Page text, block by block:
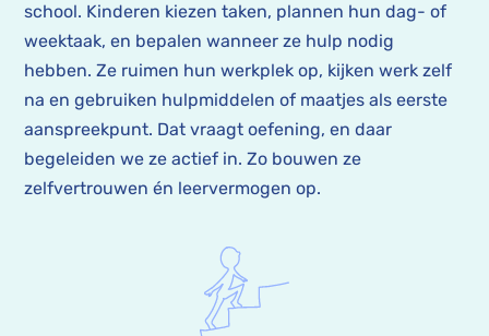
school. Kinderen kiezen taken, plannen hun dag- of
weektaak, en bepalen wanneer ze hulp nodig
hebben. Ze ruimen hun werkplek op, kijken werk zelf
na en gebruiken hulpmiddelen of maatjes als eerste
aanspreekpunt. Dat vraagt oefening, en daar
begeleiden we ze actief in. Zo bouwen ze
zelfvertrouwen én leervermogen op.